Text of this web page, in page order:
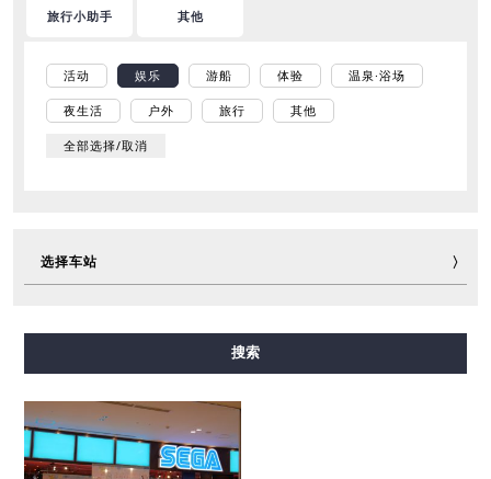
旅行小助手 其他
活动 娱乐 游船 体验 温泉·浴场
夜生活 户外 旅行 其他
全部选择/取消
选择车站
搜索